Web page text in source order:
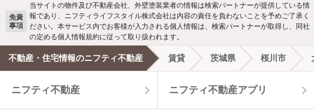
洗濯機置場あり 独立洗面台
エアコンあり 都市ガス
温水洗浄便座 オートロック
免責
事項
当サイトの物件及び不動産会社、外壁塗装業者の情報は検索パートナーが提供している情
報であり、ニフティライフスタイル株式会社は内容の責任を負わないことを予めご了承く
ださい。本サービス内でお客様が入力される個人情報は、検索パートナーが取得し、同社
の定める個人情報規約に従って取り扱われます。
不動産・住宅情報のニフティ不動産 賃貸 茨城県 桜川市
ニフティ不動産 ニフティ不動産アプリ